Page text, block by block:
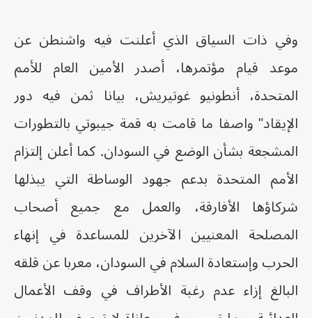
وفي ذات السياق الذي أعلنت فيه واشنطن عن
موعد قيام مؤتمرها، أصدر الأمين العام للأمم
المتحدة، أنطونيو غوتيريش، بيانا ثمن فيه دور
الإيقاد" واصفا ما قامت به قمة جيبوتي بالتطورات
المشجعة بشأن الوضع في السودان. كما أعلن إلتزام
الأمم المتحدة بدعم جهود الوساطة التي يبذلها
شركاؤها الأفارقة، والعمل مع جميع أصحاب
المصلحة المعنيين الآخرين للمساعدة في إنهاء
الحرب وإستعادة السلام في السودان، معربا عن قلقه
البالغ إزاء عدم رغبة الأطراف في وقف الأعمال